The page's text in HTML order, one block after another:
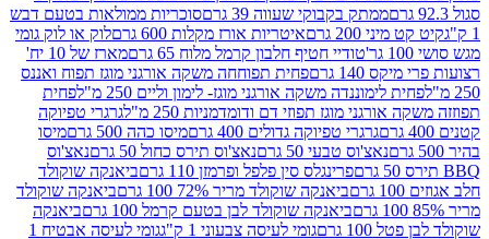
ממתק בקבוקי שעווה 39 גרם
סוכריות ממולאות בטעם דבש
200 גרם
איטריות אורז מקלות 600 גרם
לוק או לוק גומי
טודיי חטיף חלבון קרמל מלוח 65 גרם
מארז של 10 יח'
140 גרם
פחית תפוחחה משקה אורגני מוגז תפוח ואננס
לימוננדה משקה אורגני מוגז- לימון וליים 250 מ"ל
פחית
מוגז תפוזי דם ודומדמניות 250 מ"ל
גרגרי טפיוקה
גרגרי טפיוקה גדולים 400 גרם
מיסו כהה 500 גרם
מיסו
נאצ'וס טבעי 50 גרם
נאצ'וס תירס כחול 50 גרם
נאצ'וס
פרינגלס סין פלפל ופרמזן 110 גרם
ביאנקה שוקולד
ביאנקה שוקולד מריר 72% 100 גרם
ביאנקה שוקולד
ביאנקה שוקולד לבן בטעם קרמל 100 גרם
ביאנקה
גרם
גומי לעיסה צבעוני 1 ק"ג גומי לעיסה אבטיח 1